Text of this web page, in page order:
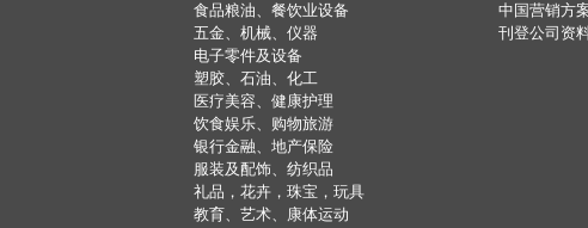
食品粮油、餐饮业设备
五金、机械、仪器
电子零件及设备
塑胶、石油、化工
医疗美容、健康护理
饮食娱乐、购物旅游
银行金融、地产保险
服装及配饰、纺织品
礼品，花卉，珠宝，玩具
教育、艺术、康体运动
中国营销方
刊登公司资